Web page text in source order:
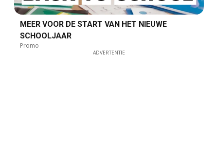
MEER VOOR DE START VAN HET NIEUWE
SCHOOLJAAR
Promo
ADVERTENTIE